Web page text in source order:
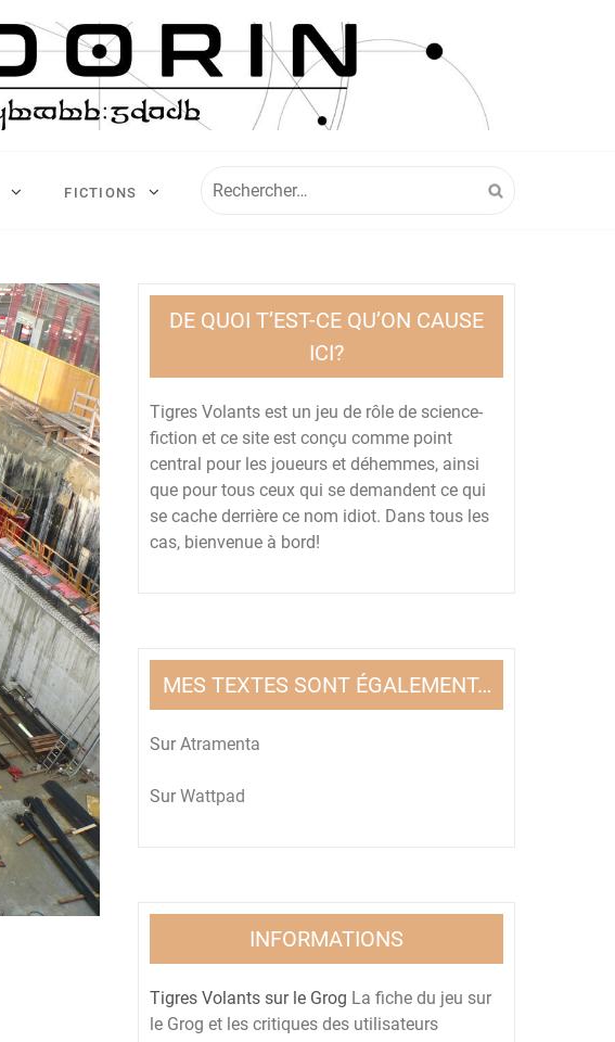
FICTIONS
DE QUOI T’EST-CE QU’ON CAUSE
ICI?
Tigres Volants est un jeu de rôle de science-
fiction et ce site est conçu comme point
central pour les joueurs et déhemmes, ainsi
que pour tous ceux qui se demandent ce qui
se cache derrière ce nom idiot. Dans tous les
cas, bienvenue à bord!
MES TEXTES SONT ÉGALEMENT…
Sur Atramenta
Sur Wattpad
INFORMATIONS
Tigres Volants sur le Grog La fiche du jeu sur
le Grog et les critiques des utilisateurs